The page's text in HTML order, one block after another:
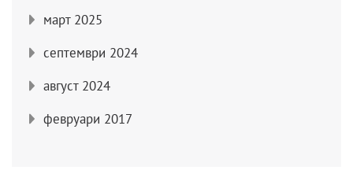
март 2025
септември 2024
август 2024
февруари 2017